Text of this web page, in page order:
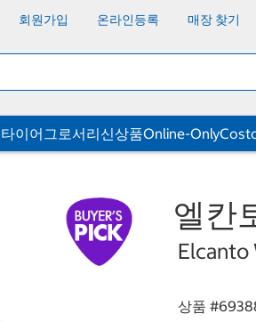
회원가입 온라인등록 매장 찾기
타이어그로서리신상품Online-Only
엘칸
Elcanto
상품 #